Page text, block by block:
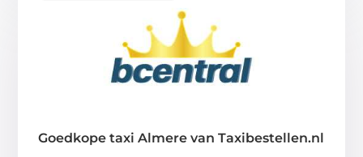
Goedkope taxi Almere van Taxibestellen.nl